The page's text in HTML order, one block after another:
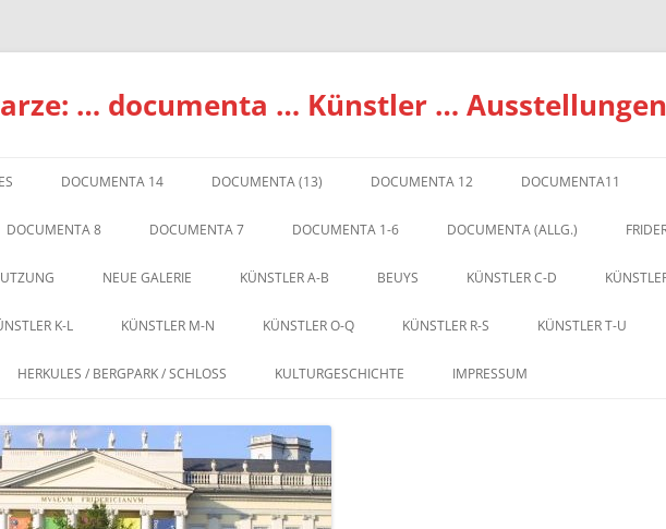
… documenta … Künstler …
DOCUMENTA 14 DOCUMENTA (13) DOCUMENTA 12 DOCUMENTA11
DOCUMENTA 8 DOCUMENTA 7 DOCUMENTA 1-6 DOCUMENTA (ALLG.)
NEUE GALERIE KÜNSTLER A-B BEUYS KÜNSTLER C-D
K-L KÜNSTLER M-N KÜNSTLER O-Q KÜNSTLER R-S KÜNSTLER T-U
HERKULES / BERGPARK / SCHLOSS KULTURGESCHICHTE IMPRESSUM